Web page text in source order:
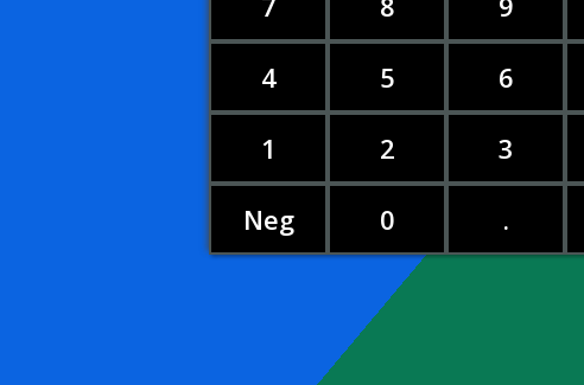
4
5 6
1
2 3
Neg
0 .